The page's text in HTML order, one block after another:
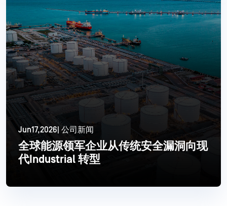
Jun17,2026| 公司新闻
全球能源领军企业从传统安全漏洞向现
代Industrial 转型
更多信息